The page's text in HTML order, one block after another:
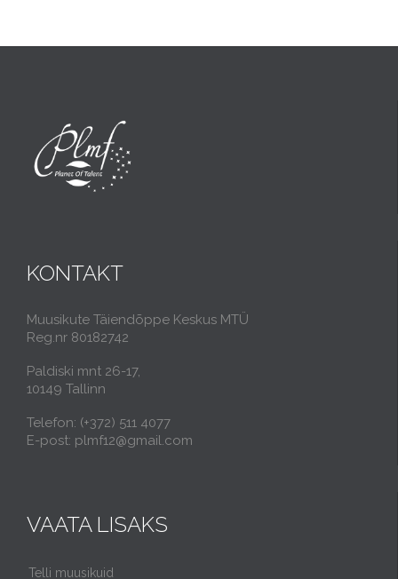
KONTAKT
Muusikute Täiendõppe Keskus MTÜ
Reg.nr 80182742
Paldiski mnt 26-17,
10149 Tallinn
Telefon: (+372) 511 4077
E-post: plmf12@gmail.com
VAATA LISAKS
Telli muusikuid